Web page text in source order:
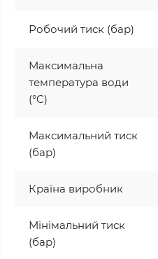
Робочий тиск (бар)
Максимальна
температура води
(°C)
Максимальний тиск
(бар)
Країна виробник
Мінімальний тиск
(бар)